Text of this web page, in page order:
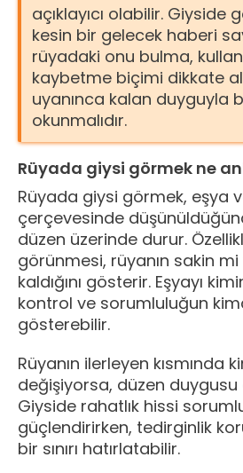
açıklayıcı olabilir. Giyside
kesin bir gelecek haberi
rüyadaki onu bulma,
kaybetme biçimi dikkate
uyanınca kalan duyguyla
okunmalıdır.
Rüyada giysi görmek ne
Rüyada giysi görmek, eşya
çerçevesinde
düzen üzerinde durur.
görünmesi, rüyanın sakin
kaldığını gösterir. Eşyayı
kontrol ve sorumluluğun
gösterebilir.
Rüyanın ilerleyen kısmında
değişiyorsa, düzen duygusu
Giyside rahatlık hissi
güçlendirirken, tedirginlik
bir sınırı hatırlatabilir.